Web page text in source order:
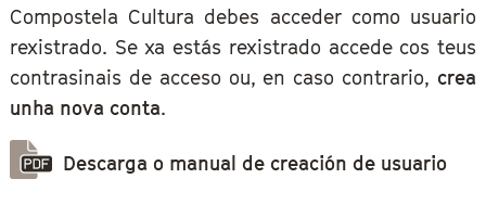
Compostela Cultura debes acceder como usuario
rexistrado. Se xa estás rexistrado accede cos teus
contrasinais de acceso ou, en caso contrario, crea
unha nova conta.
Descarga o manual de creación de usuario